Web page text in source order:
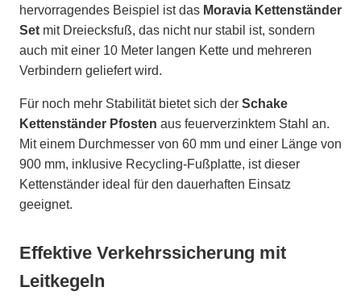
hervorragendes Beispiel ist das Moravia Kettenständer
Set mit Dreiecksfuß, das nicht nur stabil ist, sondern
auch mit einer 10 Meter langen Kette und mehreren
Verbindern geliefert wird.
Für noch mehr Stabilität bietet sich der Schake
Kettenständer Pfosten aus feuerverzinktem Stahl an.
Mit einem Durchmesser von 60 mm und einer Länge von
900 mm, inklusive Recycling-Fußplatte, ist dieser
Kettenständer ideal für den dauerhaften Einsatz
geeignet.
Effektive Verkehrssicherung mit
Leitkegeln